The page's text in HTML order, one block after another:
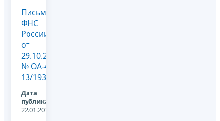
Письмо
ФНС
России
от
29.10.2013
№ ОА-4-
13/19348@
Дата
публикации:
22.01.2014